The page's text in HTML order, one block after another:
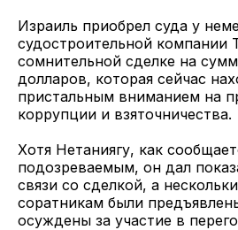
Израиль приобрел суда у
судостроительной компании
сомнительной сделке на
долларов, которая сейчас
пристальным вниманием на
коррупции и взяточничества.
Хотя Нетаниягу, как
подозреваемым, он дал
связи со сделкой, а
соратникам были
осуждены за участие в